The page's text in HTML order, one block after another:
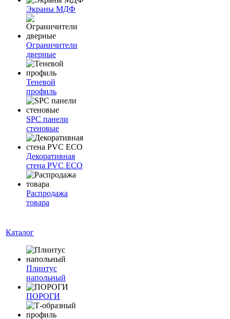
Экраны МДФ
Ограничители
дверные
Теневой
профиль
SPC панели
стеновые
Декоративная
стена PVC ECO
Распродажа
товара
Каталог
Плинтус
напольный
ПОРОГИ